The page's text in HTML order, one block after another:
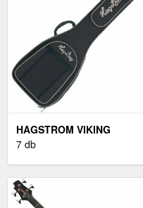
HAGSTROM VIKING
BLACK
7 db